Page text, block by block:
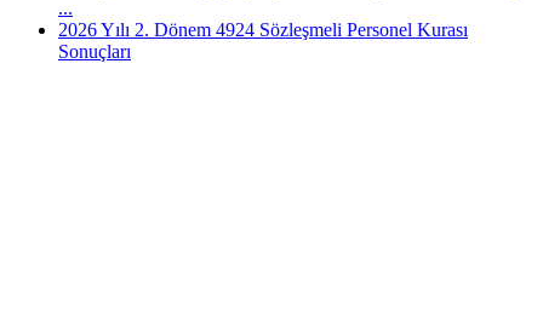
...
2026 Yılı 2. Dönem 4924 Sözleşmeli Personel Kurası
Sonuçları